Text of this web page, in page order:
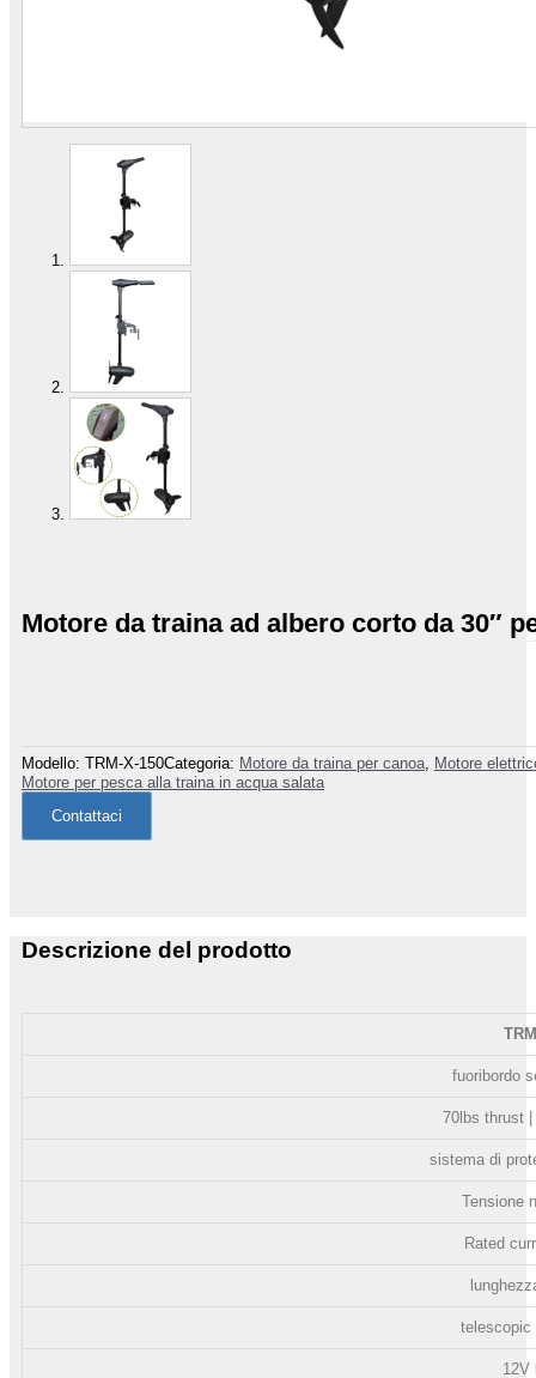
Motore da traina ad albero corto da 30″
Modello: TRM-X-150Categoria: Motore da traina per canoa, Motore
Motore per pesca alla traina in acqua salata
Contattaci
Descrizione del prodotto
fuoribordo
70lbs thrust
sistema di
Tensione
Rated
telescopic
12V